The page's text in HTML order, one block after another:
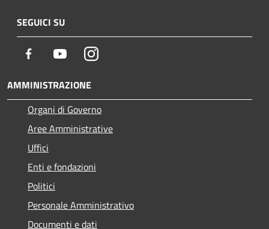
SEGUICI SU
Facebook YoutubeInstagram
AMMINISTRAZIONE
Organi di Governo
Aree Amministrative
Uffici
Enti e fondazioni
Politici
Personale Amministrativo
Documenti e dati